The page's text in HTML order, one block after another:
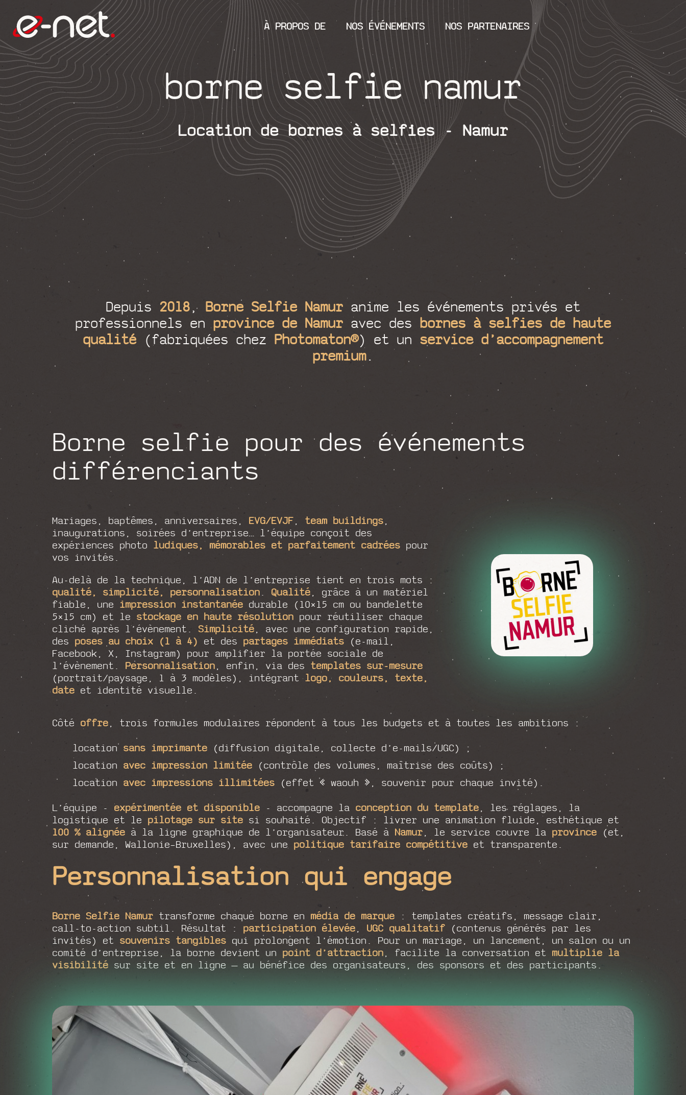
À PROPOS DE NOS ÉVÉNEMENTS NOS PARTENAIRES
borne selfie namur
Location de bornes à selfies - Namur
Depuis 2018, Borne Selfie Namur anime les événements privés et
professionnels enprovince de Namur avec des bornes à selfies de haute
qualité (fabriquées chez Photomaton®) et un service d’accompagnement
premium.
Borne selfie pour des événements
différenciants
Mariages, baptêmes, anniversaires, EVG/EVJF, team buildings,
inaugurations, soirées d’entreprise… l’équipe conçoit des
expériences photo ludiques, mémorables et parfaitement cadrées pour
vos invités.
Au-delà de la technique, l’ADN de l’entreprise tient en trois mots :
qualité, simplicité, personnalisation. Qualité, grâce à un matériel
fiable, une impression instantanée durable (10×15 cm ou bandelette
5×15 cm) et le stockage en haute résolution pour réutiliser chaque
cliché après l’évènement. Simplicité, avec une configuration rapide,
des poses au choix (1 à 4) et des partages immédiats (e-mail,
Facebook, X, Instagram) pour amplifier la portée sociale de
l’évènement. Personnalisation, enfin, via des templates sur-mesure
(portrait/paysage, 1 à 3 modèles), intégrantlogo, couleurs, texte,
date et identité visuelle.
Côté offre, trois formules modulaires répondent à tous les budgets et à toutes les ambitions :
location sans imprimante (diffusion digitale, collecte d’e-mails/UGC) ;
location avec impression limitée (contrôle des volumes, maîtrise des coûts) ;
location avec impressions illimitées (effet « waouh », souvenir pour chaque invité).
L’équipe - expérimentée et disponible - accompagne la conception du template, les réglages, la
logistique et le pilotage sur site si souhaité. Objectif : livrer une animation fluide, esthétique et
100 % alignée à la ligne graphique de l’organisateur. Basé à Namur, le service couvre la province (et,
sur demande, Wallonie–Bruxelles), avec une politique tarifaire compétitive et transparente.
Personnalisation qui engage
Borne Selfie Namur transforme chaque borne en média de marque : templates créatifs, message clair,
call-to-action subtil. Résultat : participation élevée, UGC qualitatif (contenus générés par les
invités) et souvenirs tangibles qui prolongent l’émotion. Pour un mariage, un lancement, un salon ou un
comité d’entreprise, la borne devient un point d’attraction, facilite la conversation et multiplie la
visibilité sur site et en ligne — au bénéfice des organisateurs, des sponsors et des participants.